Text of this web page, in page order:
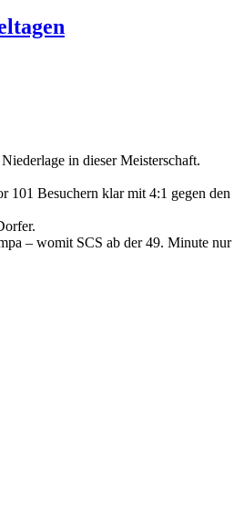
in dieser Meisterschaft.
Besuchern klar mit 4:1 gegen den
– womit SCS ab der 49. Minute